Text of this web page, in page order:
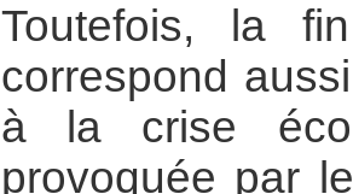
Toutefois, la
correspond
à la crise
provoquée par